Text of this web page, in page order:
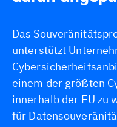
Das
unterstützt
einem der größten
innerhalb der EU zu
für